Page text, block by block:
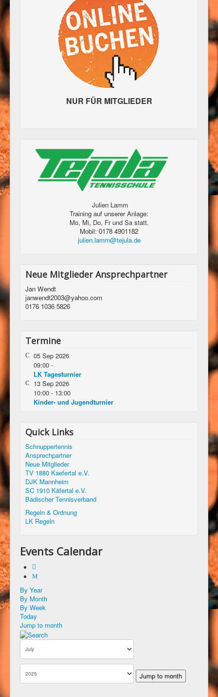
NUR FÜR MITGLIEDER
Julien Lamm
Training auf unserer Anlage:
Mo, Mi, Do, Fr und Sa statt.
Mobil: 0178 4901182
julien.lamm@tejula.de
Neue Mitglieder Ansprechpartner
Jan Wendt
janwendt2003@yahoo.com
0176 1036 5826
Termine
05 Sep 2026
09:00 -
LK Tagesturnier
13 Sep 2026
10:00 - 13:00
Kinder- und Jugendturnier
Quick Links
Schnuppertennis
Ansprechpartner
Neue Mitglieder
TV 1880 Kaefertal e.V.
DJK Mannheim
SC 1910 Käfertal e.V.
Badischer Tennisverband
Regeln & Ordnung
LK Regeln
Events Calendar
By Year
By Month
By Week
Today
Jump to month
Jump to month